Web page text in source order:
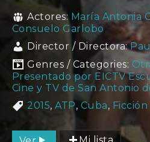
Actores: María Antonia
Consuelo Garlobo
Director / Directora:
Genres / Categories:
Presentado por EICTV
Cine y TV de San Antonio
2015,ATP, Cuba, Ficción